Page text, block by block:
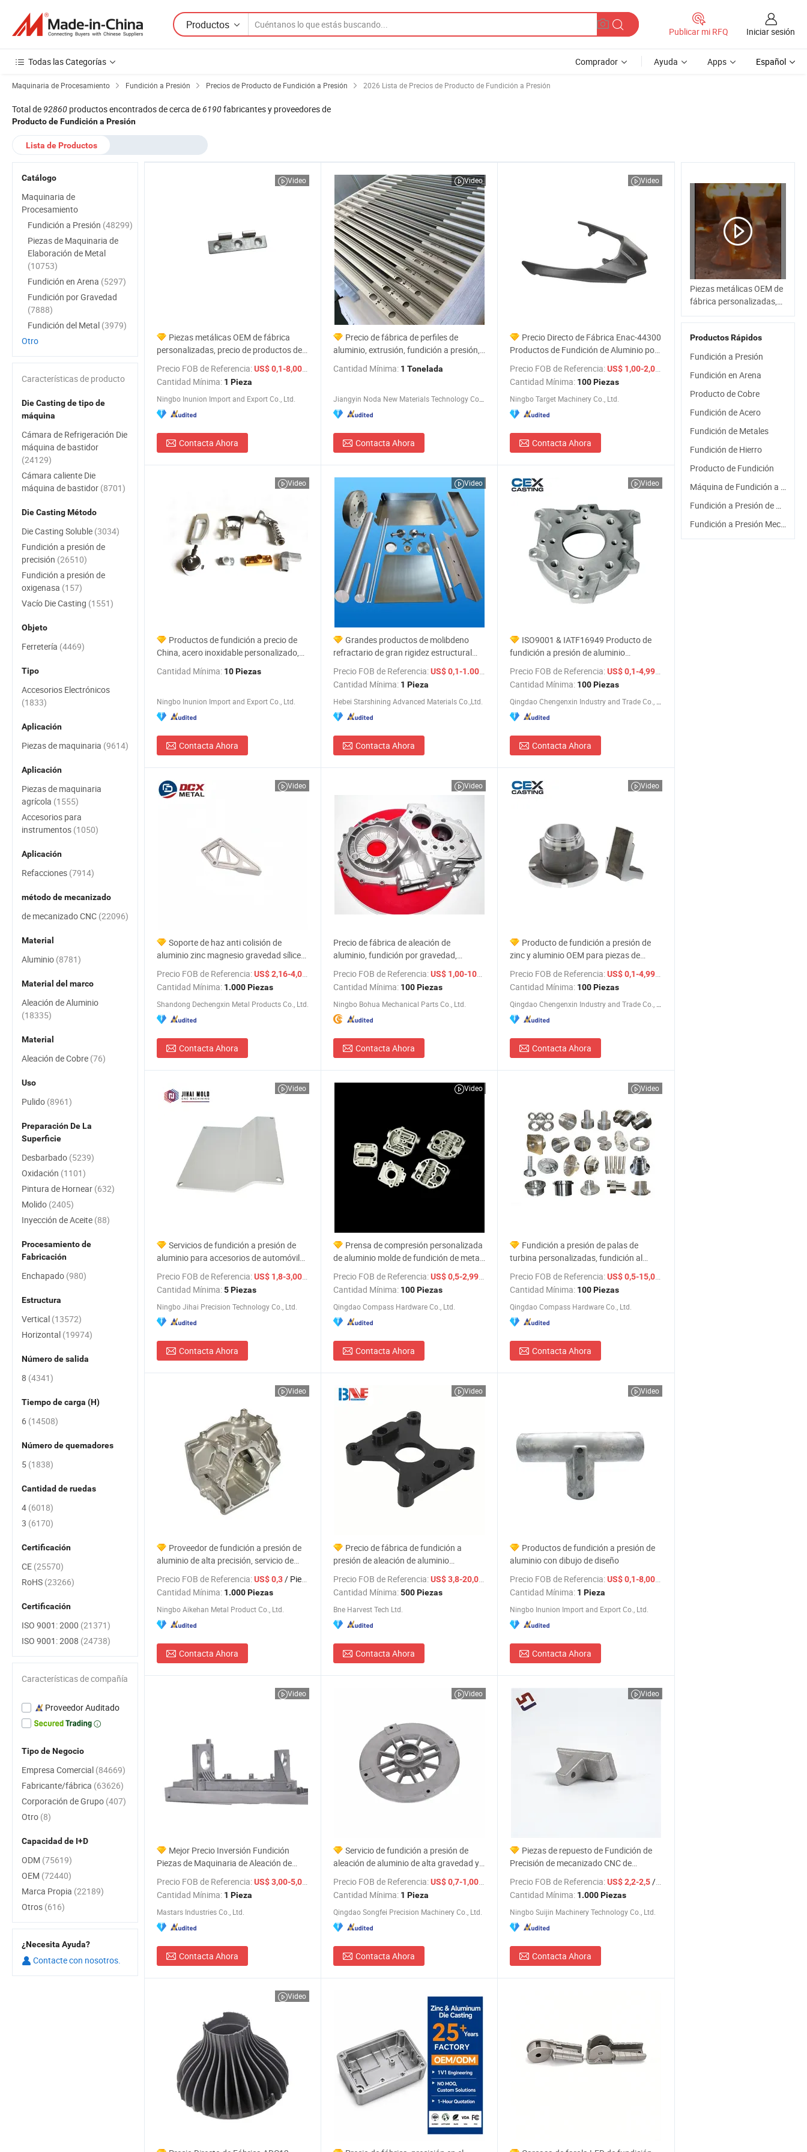
Productos
Publicar mi RFQ Iniciar sesión
Todas las Categorías Comprador Ayuda Apps Español
Maquinaria de Procesamiento Fundición a Presión Precios de Producto de Fundición a Presión 2026 Lista de Precios de Producto de Fundición a Presión
Total de 92860 productos encontrados de cerca de6190fabricantes y proveedores de
Producto de Fundición a Presión
Lista de Productos
Video
Piezas metálicas OEM de fábrica
personalizadas, precio de productos de
fundición a presión de aluminio
Precio FOB de Referencia:US$ 0,1-8,00/ Pieza
Cantidad Mínima: 1 Pieza
Ningbo Inunion Import and Export Co., Ltd.
Contacta Ahora
Video
Precio de fábrica de perfiles de
aluminio, extrusión, fundición a presión,
productos de aluminio personalizados y
personalizados
Cantidad Mínima: 1 Tonelada
Jiangyin Noda New Materials Technology Co., Ltd.
Contacta Ahora
Video
Precio Directo de Fábrica Enac-44300
Productos de Fundición de Aluminio por
Inyección para la Industria de la
Robótica
Precio FOB de Referencia:US$ 1,00-2,00 / Pieza
Cantidad Mínima: 100 Piezas
Ningbo Target Machinery Co., Ltd.
Contacta Ahora
Video
Productos de fundición a precio de
China, acero inoxidable personalizado,
anodizado, fundición de aluminio
Cantidad Mínima: 10 Piezas
Ningbo Inunion Import and Export Co., Ltd.
Contacta Ahora
Video
Grandes productos de molibdeno
refractario de gran rigidez estructural
para accesorios de moldes de fundición
a presión
Precio FOB de Referencia:US$ 0,1-1.000,00
/ Pieza
Cantidad Mínima: 1 Pieza
Hebei Starshining Advanced Materials Co.,Ltd.
Contacta Ahora
Video
ISO9001 & IATF16949 Producto de
fundición a presión de aluminio
certificado con mecanizado OEM para
piezas de máquina, piezas de repuesto
de motocicleta, piezas automotrices
Precio FOB de Referencia:US$ 0,1-4,99/ Pieza
Cantidad Mínima: 100 Piezas
Contacta Ahora
Video
Soporte de haz anti colisión de
aluminio zinc magnesio gravedad sílice
arena de hierro acero moldeado a
presión 16949 No frío productos de
fundición a presión personalizados T6
Precio FOB de Referencia:US$ 2,16-4,00 / Pieza
Cantidad Mínima: 1.000 Piezas
Shandong Dechengxin Metal Products Co., Ltd.
Contacta Ahora
Video
Precio de fábrica de aleación de
aluminio, fundición por gravedad,
fundición a presión, mecanizado CNC,
granallado, pruebas de rayos X de
aluminio
Precio FOB de Referencia:US$ 1,00-100,00
/ Pieza
Cantidad Mínima: 100 Piezas
Ningbo Bohua Mechanical Parts Co., Ltd.
Contacta Ahora
Video
Producto de fundición a presión de
zinc y aluminio OEM para piezas de
repuesto de motocicletas de precisión y
piezas automotrices
Precio FOB de Referencia:US$ 0,1-4,99/ Pieza
Cantidad Mínima: 100 Piezas
Contacta Ahora
Video
Servicios de fundición a presión de
aluminio para accesorios de automóviles
y motocicletas, mecanizado CNC,
válvulas de aluminio fundido, piezas de
metal de zinc, producto de aleación
Precio FOB de Referencia:US$ 1,8-3,00/ Pieza
Cantidad Mínima:5 Piezas
Ningbo Jihai Precision Technology Co., Ltd.
Contacta Ahora
Video
Prensa de compresión personalizada
de aluminio molde de fundición de metal
moldes de cemento precio para la
carcasa del motor de motocicleta
Precio FOB de Referencia:US$ 0,5-2,99/ Pieza
Cantidad Mínima: 100 Piezas
Qingdao Compass Hardware Co., Ltd.
Contacta Ahora
Video
Fundición a presión de palas de
turbina personalizadas, fundición al
vacío de aluminio resistente a la
vibración para carcasas de equipos de
audio precio
Precio FOB de Referencia:US$ 0,5-15,00 / Pieza
Cantidad Mínima: 100 Piezas
Qingdao Compass Hardware Co., Ltd.
Contacta Ahora
Video
Proveedor de fundición a presión de
aluminio de alta precisión, servicio de
fundición a presión, precio de referencia
FOB
Precio FOB de Referencia:US$ 0,3/ Pieza
Cantidad Mínima: 1.000 Piezas
Ningbo Aikehan Metal Product Co., Ltd.
Contacta Ahora
Video
Precio de fábrica de fundición a
presión de aleación de aluminio
personalizada con recubrimiento en
polvo negro
Precio FOB de Referencia:US$ 3,8-20,00 / Pieza
Cantidad Mínima:500 Piezas
Bne Harvest Tech Ltd.
Contacta Ahora
Video
Productos de fundición a presión de
aluminio con dibujo de diseño
Precio FOB de Referencia:US$ 0,1-8,00/ Pieza
Cantidad Mínima: 1 Pieza
Ningbo Inunion Import and Export Co., Ltd.
Contacta Ahora
Video
Mejor Precio Inversión Fundición
Piezas de Maquinaria de Aleación de
Aluminio Fundición a Presión Servicios
de Alta Calidad por Mayor
Precio FOB de Referencia:US$ 3,00-5,00 / Pieza
Cantidad Mínima: 1 Pieza
Mastars Industries Co., Ltd.
Contacta Ahora
Video
Servicio de fundición a presión de
aleación de aluminio de alta gravedad y
alta presión a precio más bajo
Precio FOB de Referencia:US$ 0,7-1,00/ Pieza
Cantidad Mínima: 1 Pieza
Qingdao Songfei Precision Machinery Co., Ltd.
Contacta Ahora
Video
Piezas de repuesto de Fundición de
Precisión de mecanizado CNC de
hardware de los materiales de
construcción productos de fundición de
aleación de aluminio
Precio FOB de Referencia:US$ 2,2-2,5/ Pieza
Cantidad Mínima: 1.000 Piezas
Ningbo Suijin Machinery Technology Co., Ltd.
Contacta Ahora
Video
Piezas metálicas OEM de
fábrica personalizadas,
precio de productos de
fundición a presión de
aluminio
Productos Rápidos
Fundición a Presión
Fundición en Arena
Producto de Cobre
Fundición de Acero
Fundición de Metales
Fundición de Hierro
Producto de Fundición
Máquina de Fundición a Presión
Fundición a Presión de Metal
Fundición a Presión Mecanizado
Catálogo
Maquinaria de
Procesamiento
Fundición a Presión (48299)
Piezas de Maquinaria de
Elaboración de Metal
(10753)
Fundición en Arena (5297)
Fundición por Gravedad
(7888)
Fundición del Metal (3979)
Otro
Características de producto
Die Casting de tipo de
máquina
Cámara de Refrigeración Die
máquina de bastidor
(24129)
Cámara caliente Die
máquina de bastidor (8701)
Die Casting Método
Die Casting Soluble (3034)
Fundición a presión de
precisión (26510)
Fundición a presión de
oxigenasa (157)
Vacío Die Casting (1551)
Objeto
Ferretería (4469)
Tipo
Accesorios Electrónicos
(1833)
Aplicación
Piezas de maquinaria (9614)
Aplicación
Piezas de maquinaria
agrícola (1555)
Accesorios para
instrumentos (1050)
Aplicación
Refacciones (7914)
método de mecanizado
de mecanizado CNC (22096)
Material
Aluminio (8781)
Material del marco
Aleación de Aluminio
(18335)
Material
Aleación de Cobre (76)
Uso
Pulido (8961)
Preparación De La
Superficie
Desbarbado (5239)
Oxidación (1101)
Pintura de Hornear (632)
Molido (2405)
Inyección de Aceite (88)
Procesamiento de
Fabricación
Enchapado (980)
Estructura
Vertical (13572)
Horizontal (19974)
Número de salida
8 (4341)
Tiempo de carga (H)
6 (14508)
Número de quemadores
5 (1838)
Cantidad de ruedas
4 (6018)
3 (6170)
Certificación
CE (25570)
RoHS (23266)
Certificación
ISO 9001: 2000 (21371)
ISO 9001: 2008 (24738)
Características de compañía
Proveedor Auditado
Tipo de Negocio
Empresa Comercial (84669)
Fabricante/fábrica (63626)
Corporación de Grupo (407)
Otro (8)
Capacidad de I+D
ODM (75619)
OEM (72440)
Marca Propia (22189)
Otros (616)
¿Necesita Ayuda?
Contacte con nosotros.